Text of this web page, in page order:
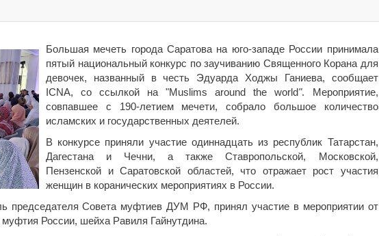
Большая мечеть города Саратова на юго-западе России принимала
пятый национальный конкурс по заучиванию Священного Корана для
девочек, названный в честь Эдуарда Ходжы Ганиева, сообщает
ICNA, со ссылкой на "Muslims around the world". Мероприятие,
совпавшее с 190-летием мечети, собрало большое количество
исламских и государственных деятелей.
В конкурсе приняли участие одиннадцать из республик Татарстан,
Дагестана и Чечни, а также Ставропольской, Московской,
Пензенской и Саратовской областей, что отражает рост участия
женщин в коранических мероприятиях в России.
председателя Совета муфтиев ДУМ РФ, принял участие в мероприятии от
России, шейха Равиля Гайнутдина.